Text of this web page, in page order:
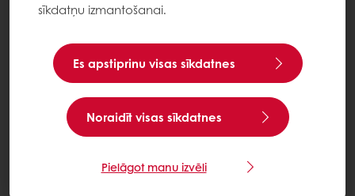
sīkdatņu izmantošanai.
Es apstiprinu visas sīkdatnes
Noraidīt visas sīkdatnes
Pielāgot manu izvēli